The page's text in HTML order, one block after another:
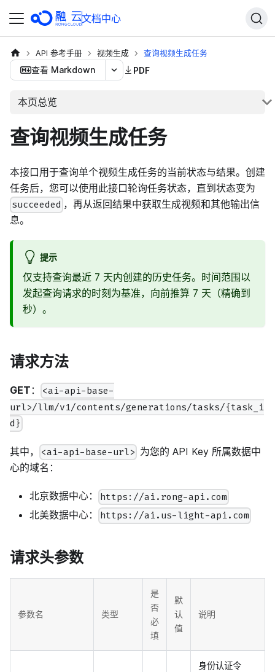
文档中心
API 参考手册 视频生成 查询视频生成任务
查看 Markdown PDF
本页总览
查询视频生成任务
本接口用于查询单个视频生成任务的当前状态与结果。创建
任务后，您可以使用此接口轮询任务状态，直到状态变为
succeeded ，再从返回结果中获取生成视频和其他输出信
息。
提示
仅支持查询最近 7 天内创建的历史任务。时间范围以
发起查询请求的时刻为基准，向前推算 7 天（精确到
秒）。
请求方法
GET ：
<ai-api-base-
url>/llm/v1/contents/generations/tasks/{task_i
d}
其中， <ai-api-base-url> 为您的 API Key 所属数据中
心的域名：
北京数据中心：
https://ai.rong-api.com
北美数据中心：
https://ai.us-light-api.com
请求头参数
参数名 类型
是
否
必
填
默
认
值
说明
身份认证令